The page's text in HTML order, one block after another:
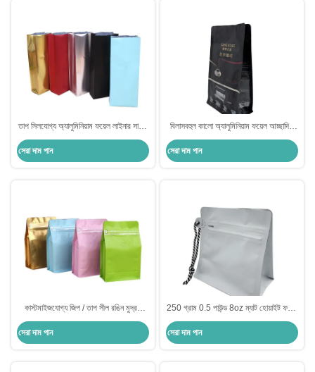
তাপ সিলযোগ্য অ্যালুমিনিয়াম ফয়েল লাইনার সাইড
গ্যাসেট ভাঁজ ফ্ল্যাট নীচের কফি ব্যাগ কফি বিন চা
পাতা প্যাক জন্য ভালভ সঙ্গে
সেরা দাম পান
বিলাসবহুল কালো অ্যালুমিনিয়াম ফয়েল আচ্ছাদিত
250 গ্রাম 8 পাশের সিলযুক্ত ফ্ল্যাট বক্স নীচের
কফি ব্যাগ ভ্যালভ এবং রিপ জিপার সহ
সেরা দাম পান
কাস্টমাইজযোগ্য জিপ / তাপ সীল রঙিন মুদ্রণ
স্কয়ার নীচের কফি ব্যাগ
সেরা দাম পান
250 গ্রাম 0.5 পাউন্ড 8oz ম্যাট হোয়াইট ফয়েল
ফ্ল্যাট নীচে কফি প্যাকেজ সঙ্গে ভালভ সাইড জিপার
সেরা দাম পান